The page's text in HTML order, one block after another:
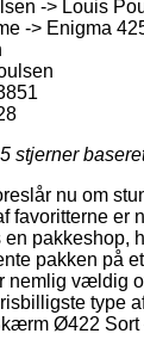
-> Louis
-> Enigma
stjerner
nu om
favoritterne er
pakkeshop,
pakken på
nemlig vældig
type
Ø422 Sort